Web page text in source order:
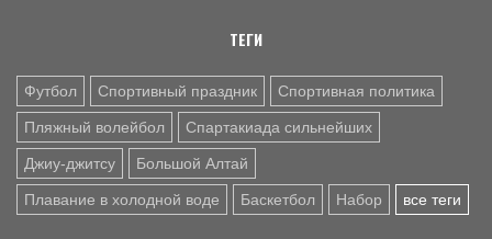
В Барнауле победителями турнира 2 на 2 стали команды
Media Basket Altai и академии Tigers (фото)
ТЕГИ
Футбол Спортивный праздник Спортивная политика
Пляжный волейбол Спартакиада сильнейших
Джиу-джитсу Большой Алтай
Плавание в холодной воде Баскетбол Набор все теги